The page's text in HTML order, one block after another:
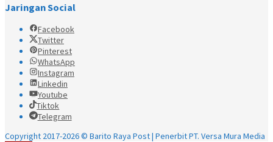
Jaringan Social
Facebook
Twitter
Pinterest
WhatsApp
Instagram
Linkedin
Youtube
Tiktok
Telegram
Copyright 2017-2026 © Barito Raya Post | Penerbit PT. Versa Mura Media